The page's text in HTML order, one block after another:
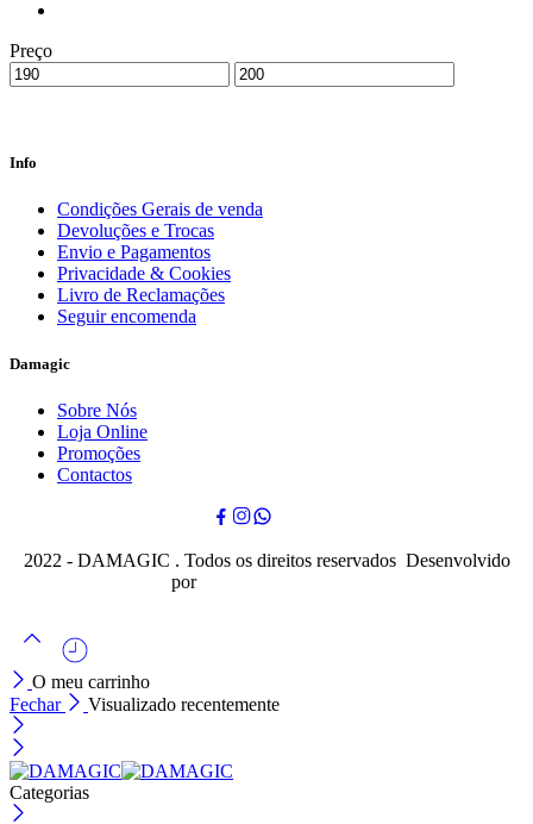
Preço
Info
Condições Gerais de venda
Devoluções e Trocas
Envio e Pagamentos
Privacidade & Cookies
Livro de Reclamações
Seguir encomenda
Damagic
Sobre Nós
Loja Online
Promoções
Contactos
2022 - DAMAGIC . Todos os direitos reservados Desenvolvido
por
O meu carrinho
Fechar
Visualizado recentemente
Categorias